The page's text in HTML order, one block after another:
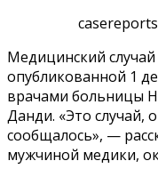
Медицинский случай
опубликованной 1
врачами больницы
Данди. «Это случай,
сообщалось», —
мужчиной медики,